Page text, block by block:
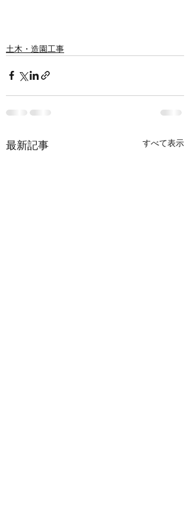
土木・造園工事
最新記事 すべて表示